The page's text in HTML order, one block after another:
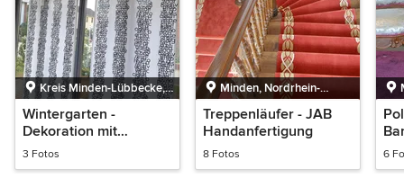
Kreis Minden-Lübbecke,
Nordrhein-Westfalen,
Deutschland
Wintergarten -
Dekoration mit
Sonderbiegungen
3 Fotos
Minden, Nordrhein-
Westfalen
Treppenläufer - JAB
Handanfertigung
8 Fotos 6